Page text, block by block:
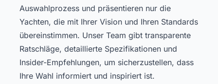
Auswahlprozess und präsentieren nur die
Yachten, die mit Ihrer Vision und Ihren Standards
übereinstimmen. Unser Team gibt transparente
Ratschläge, detaillierte Spezifikationen und
Insider-Empfehlungen, um sicherzustellen, dass
Ihre Wahl informiert und inspiriert ist.